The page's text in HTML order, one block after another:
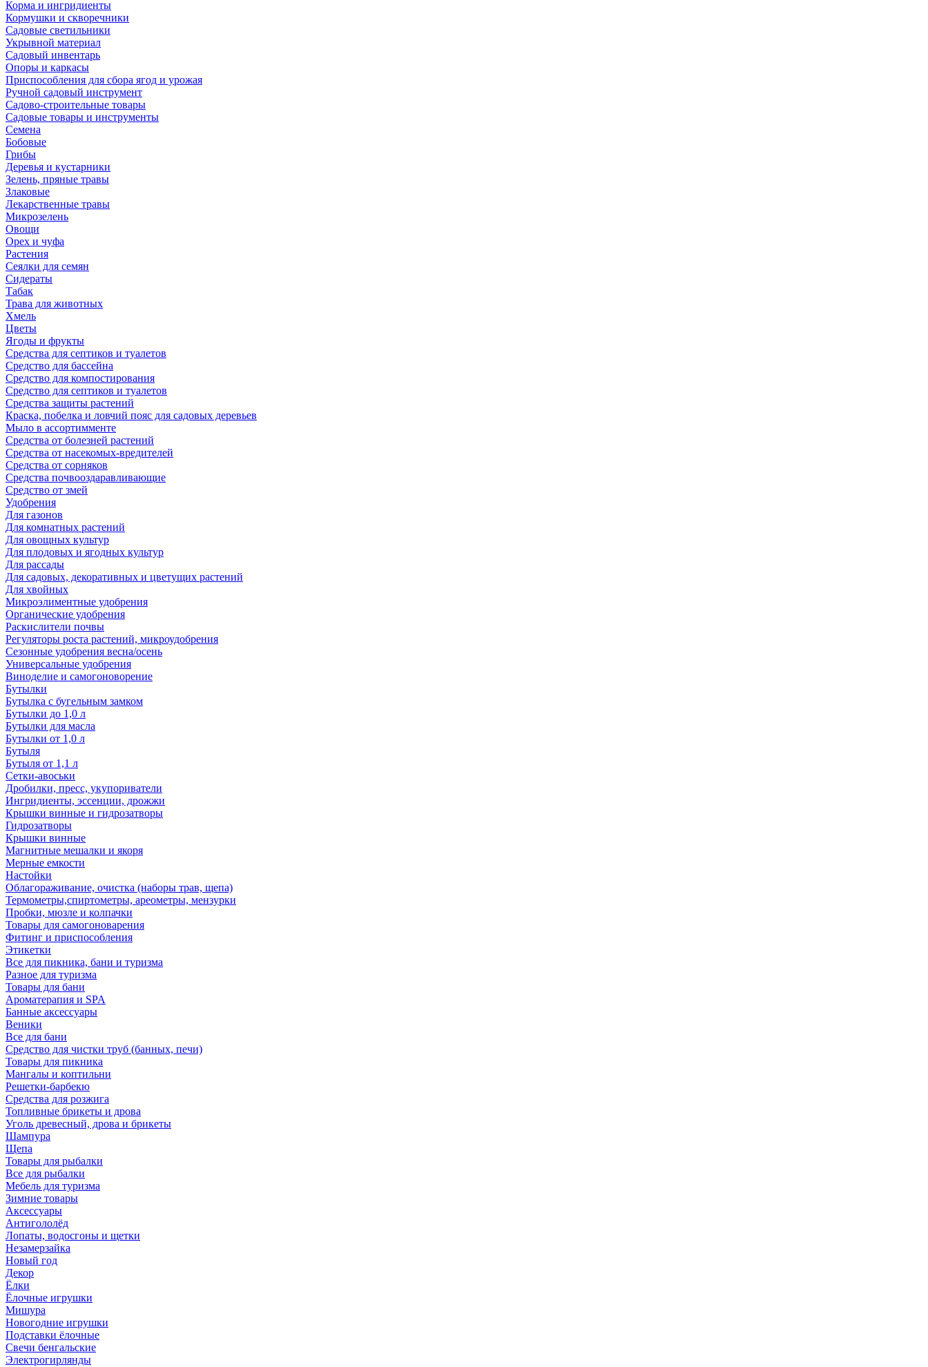
Корма и ингридиенты
Кормушки и скворечники
Садовые светильники
Укрывной материал
Садовый инвентарь
Опоры и каркасы
Приспособления для сбора ягод и урожая
Ручной садовый инструмент
Садово-строительные товары
Садовые товары и инструменты
Семена
Бобовые
Грибы
Деревья и кустарники
Зелень, пряные травы
Злаковые
Лекарственные травы
Микрозелень
Овощи
Орех и чуфа
Растения
Сеялки для семян
Сидераты
Табак
Трава для животных
Хмель
Цветы
Ягоды и фрукты
Средства для септиков и туалетов
Средство для бассейна
Средство для компостирования
Средство для септиков и туалетов
Средства защиты растений
Краска, побелка и ловчий пояс для садовых деревьев
Мыло в ассортимменте
Средства от болезней растений
Средства от насекомых-вредителей
Средства от сорняков
Средства почвооздаравливающие
Средство от змей
Удобрения
Для газонов
Для комнатных растений
Для овощных культур
Для плодовых и ягодных культур
Для рассады
Для садовых, декоративных и цветущих растений
Для хвойных
Микроэлиментные удобрения
Органические удобрения
Раскислители почвы
Регуляторы роста растений, микроудобрения
Сезонные удобрения весна/осень
Универсальные удобрения
Виноделие и самогоноворение
Бутылки
Бутылка с бугельным замком
Бутылки до 1,0 л
Бутылки для масла
Бутылки от 1,0 л
Бутыля
Бутыля от 1,1 л
Сетки-авоськи
Дробилки, пресс, укупориватели
Ингридиенты, эссенции, дрожжи
Крышки винные и гидрозатворы
Гидрозатворы
Крышки винные
Магнитные мешалки и якоря
Мерные емкости
Настойки
Облагораживание, очистка (наборы трав, щепа)
Термометры,спиртометры, ареометры, мензурки
Пробки, мюзле и колпачки
Товары для самогоноварения
Фитинг и приспособления
Этикетки
Все для пикника, бани и туризма
Разное для туризма
Товары для бани
Ароматерапия и SPA
Банные аксессуары
Веники
Все для бани
Средство для чистки труб (банных, печи)
Товары для пикника
Мангалы и коптильни
Решетки-барбекю
Средства для розжига
Топливные брикеты и дрова
Уголь древесный, дрова и брикеты
Шампура
Щепа
Товары для рыбалки
Все для рыбалки
Мебель для туризма
Зимние товары
Аксессуары
Антигололёд
Лопаты, водосгоны и щетки
Незамерзайка
Новый год
Декор
Ёлки
Ёлочные игрушки
Мишура
Новогодние игрушки
Подставки ёлочные
Свечи бенгальские
Электрогирлянды